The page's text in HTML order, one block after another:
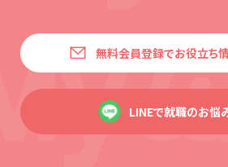
無料会員登録でお役立ち
LINEで就職のお悩